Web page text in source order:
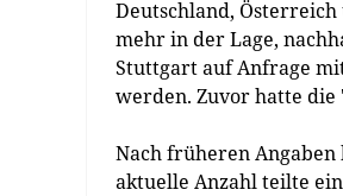
Deutschland,
mehr in der Lage,
Stuttgart auf Anfrage
werden. Zuvor hatte
Nach früheren
aktuelle Anzahl teilte